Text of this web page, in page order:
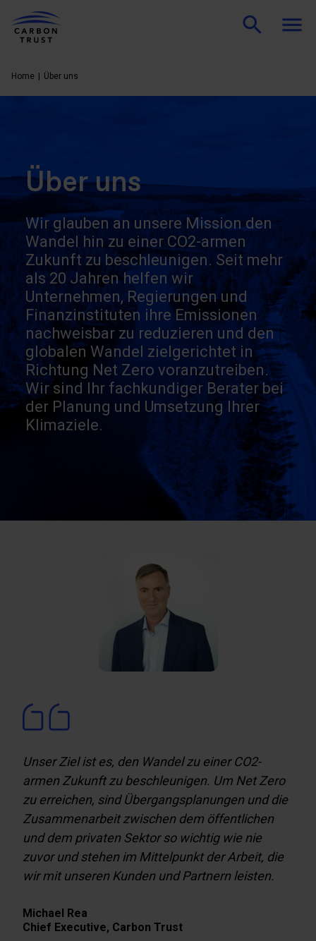
Home Über uns
Über uns
Wir glauben an unsere Mission den
Wandel hin zu einer CO2-armen
Zukunft zu beschleunigen. Seit mehr
als 20 Jahren helfen wir
Unternehmen, Regierungen und
Finanzinstituten ihre Emissionen
nachweisbar zu reduzieren und den
globalen Wandel zielgerichtet in
Richtung Net Zero voranzutreiben.
Wir sind Ihr fachkundiger Berater bei
der Planung und Umsetzung Ihrer
Klimaziele.
Unser Ziel ist es, den Wandel zu einer CO2-
armen Zukunft zu beschleunigen. Um Net Zero
zu erreichen, sind Übergangsplanungen und die
Zusammenarbeit zwischen dem öffentlichen
und dem privaten Sektor so wichtig wie nie
zuvor und stehen im Mittelpunkt der Arbeit, die
wir mit unseren Kunden und Partnern leisten.
Michael Rea
Chief Executive, Carbon Trust